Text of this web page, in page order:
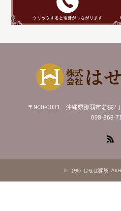
〒900-0031 沖縄県那覇市若狭2
098-868-
© （株）はせば葬祭. All